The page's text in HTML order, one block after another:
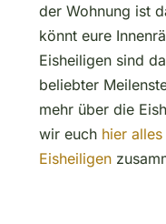
der Wohnung ist
könnt eure
Eisheiligen sind
beliebter
mehr über die
wir euch hier
Eisheiligen